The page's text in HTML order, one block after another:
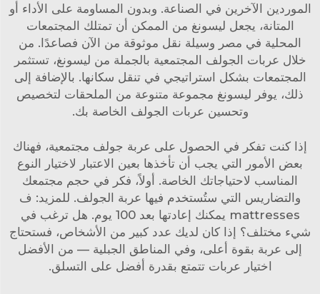
الموردين الآخرين في الصناعة. وبدون المساومة على الأداء أو
المتانة، يجعل ليسونغ من الممكن أن تمتلك المجتمعات
المحلية في مصر وسيلة نقل موثوقة من الآن فصاعدًا. من
خلال عربات الجولف المجتمعية بالجملة من ليسونغ، تستثمر
المجتمعات بشكل استراتيجي في تنقل سكانها. بالإضافة إلى
ذلك، يوفر ليسونغ مجموعة متنوعة من الملحقات لتخصيص
وتحسين عربات الجولف الخاصة بك.
إذا كنت تفكر في الحصول على عربة جولف مجتمعية، فهناك
بعض الأمور التي يجب أن تأخذها بعين الاعتبار لاختيار النوع
المناسب لاحتياجاتك الخاصة. أولاً، فكر في حجم مجتمعك
والتضاريس التي ستُستخدم فيها عربة الجولف. للمزيد: ف
mattresses يمكنك إعادتها بعد 100 يوم. هل ترغب في
شيء مختلف؟ إذا كان لديك عدد كبير من الأشخاص، فستحتاج
إلى عربة بقوة أعلى، وفي المناطق الجبلية — من الأفضل
اختيار عربات تتمتع بقدرة أفضل على التسلق.